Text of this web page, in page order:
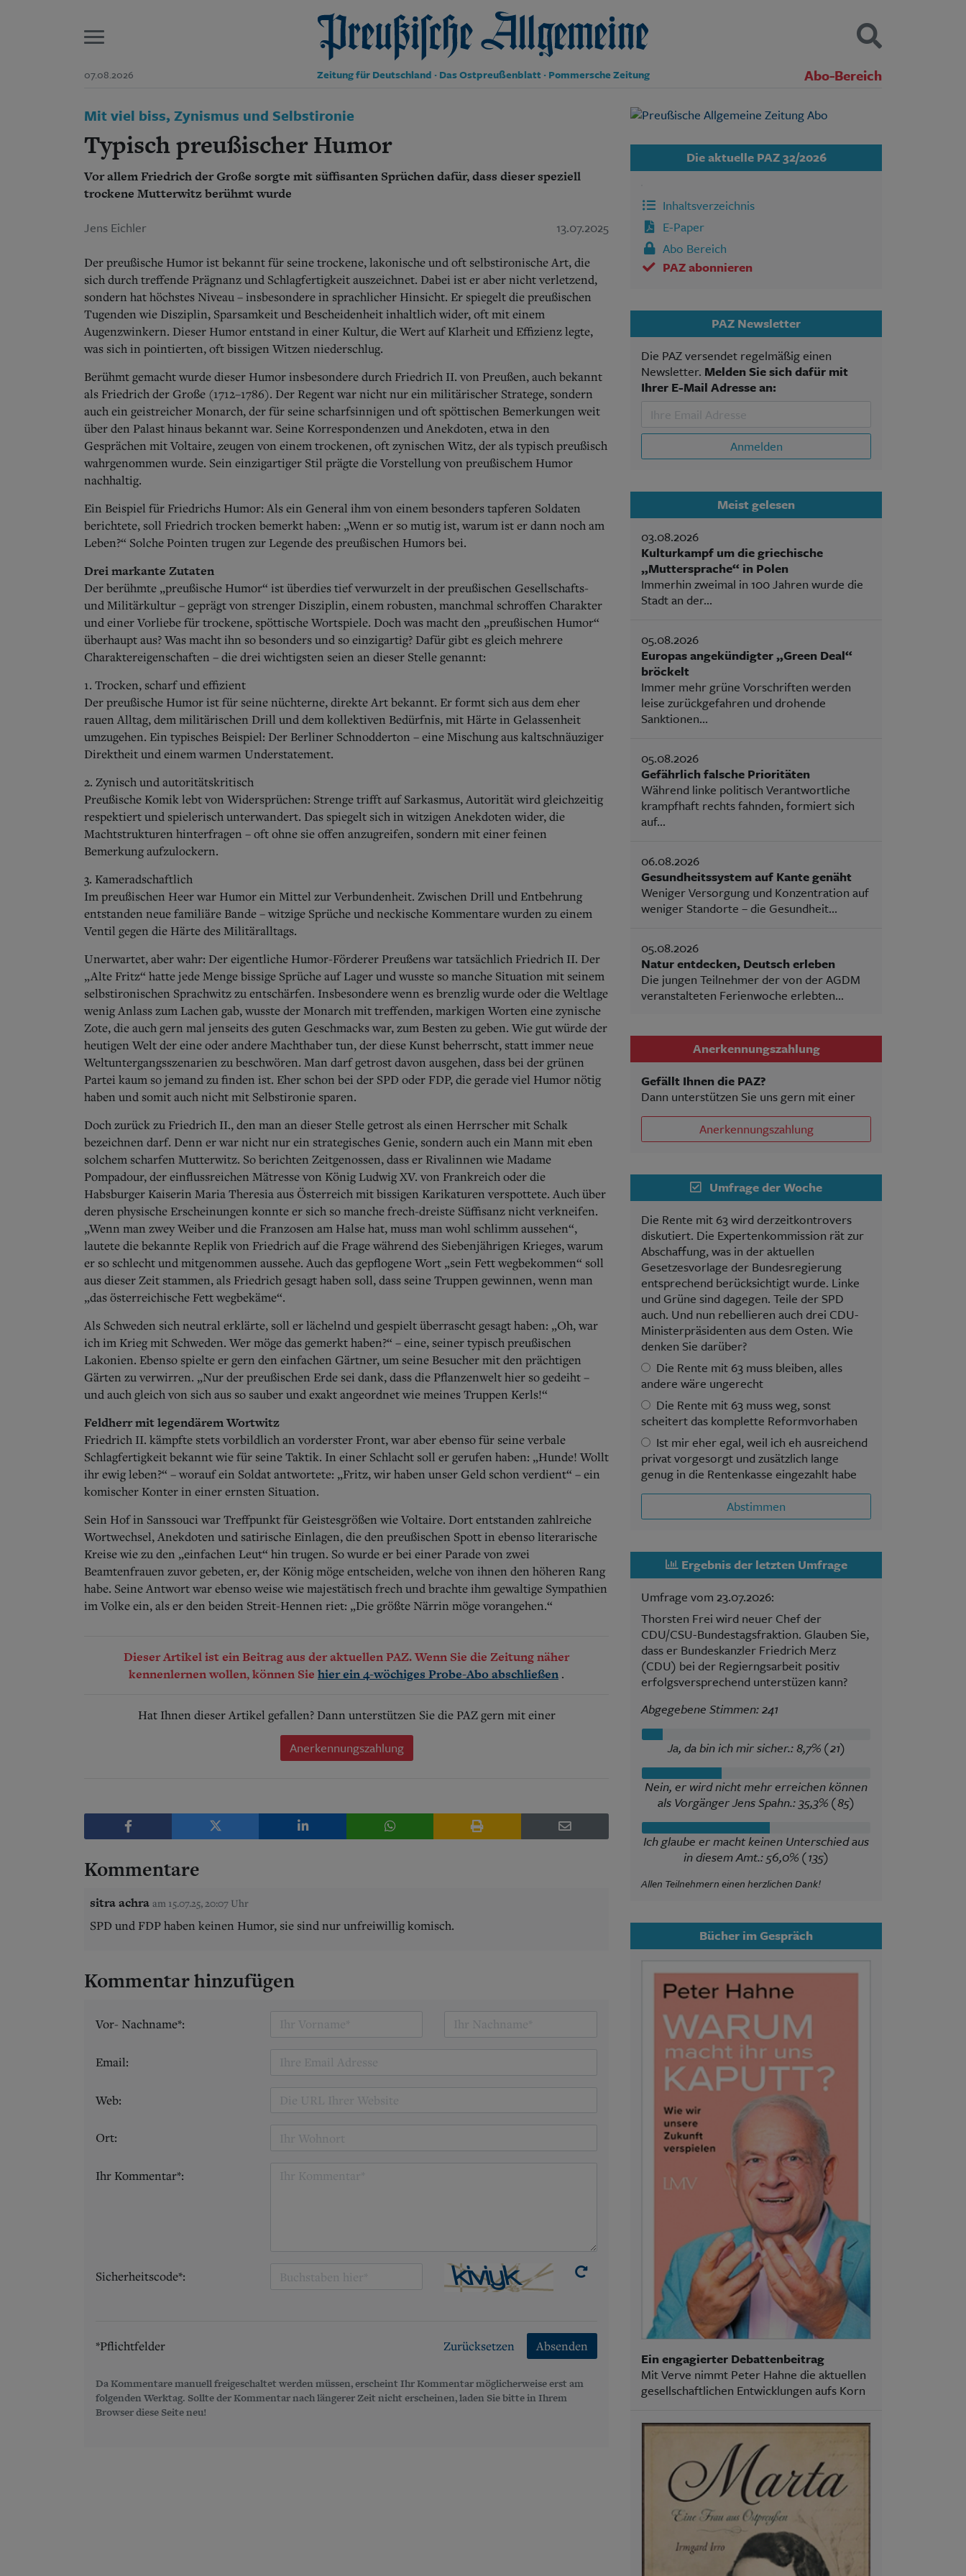
07.08.2026 Preußische Allgemeine Zeitung
Zeitung für Deutschland · Das Ostpreußenblatt · Pommersche Zeitung Abo-Bereich
Start
Wer wir sind
Aktuelle Ausgabe
Abonnenten-Login
Abonnent werden
Abo Prämien
Mediadaten
Gesellschaft
Berlin-Brandenburg
Schlesien
Danzig und Westpreußen
Bücher
Kontakt
Datenschutz
Suchen und finden
SUCHEN
Mit viel biss, Zynismus und Selbstironie
Typisch preußischer Humor
Vor allem Friedrich der Große sorgte mit süffisanten Sprüchen dafür, dass dieser speziell
trockene Mutterwitz berühmt wurde
Jens Eichler 13.07.2025
Der preußische Humor ist bekannt für seine trockene, lakonische und oft selbstironische Art, die
sich durch treffende Prägnanz und Schlagfertigkeit auszeichnet. Dabei ist er aber nicht verletzend,
sondern hat höchstes Niveau – insbesondere in sprachlicher Hinsicht. Er spiegelt die preußischen
Tugenden wie Disziplin, Sparsamkeit und Bescheidenheit inhaltlich wider, oft mit einem
Augenzwinkern. Dieser Humor entstand in einer Kultur, die Wert auf Klarheit und Effizienz legte,
was sich in pointierten, oft bissigen Witzen niederschlug.
Berühmt gemacht wurde dieser Humor insbesondere durch Friedrich II. von Preußen, auch bekannt
als Friedrich der Große (1712–1786). Der Regent war nicht nur ein militärischer Stratege, sondern
auch ein geistreicher Monarch, der für seine scharfsinnigen und oft spöttischen Bemerkungen weit
über den Palast hinaus bekannt war. Seine Korrespondenzen und Anekdoten, etwa in den
Gesprächen mit Voltaire, zeugen von einem trockenen, oft zynischen Witz, der als typisch preußisch
wahrgenommen wurde. Sein einzigartiger Stil prägte die Vorstellung von preußischem Humor
nachhaltig.
Ein Beispiel für Friedrichs Humor: Als ein General ihm von einem besonders tapferen Soldaten
berichtete, soll Friedrich trocken bemerkt haben: „Wenn er so mutig ist, warum ist er dann noch am
Leben?“ Solche Pointen trugen zur Legende des preußischen Humors bei.
Drei markante Zutaten
Der berühmte „preußische Humor“ ist überdies tief verwurzelt in der preußischen Gesellschafts-
und Militärkultur – geprägt von strenger Disziplin, einem robusten, manchmal schroffen Charakter
und einer Vorliebe für trockene, spöttische Wortspiele. Doch was macht den „preußischen Humor“
überhaupt aus? Was macht ihn so besonders und so einzigartig? Dafür gibt es gleich mehrere
Charaktereigenschaften – die drei wichtigsten seien an dieser Stelle genannt:
1. Trocken, scharf und effizient
Der preußische Humor ist für seine nüchterne, direkte Art bekannt. Er formt sich aus dem eher
rauen Alltag, dem militärischen Drill und dem kollektiven Bedürfnis, mit Härte in Gelassenheit
umzugehen. Ein typisches Beispiel: Der Berliner Schnodderton – eine Mischung aus kaltschnäuziger
Direktheit und einem warmen Understatement.
2. Zynisch und autoritätskritisch
Preußische Komik lebt von Widersprüchen: Strenge trifft auf Sarkasmus, Autorität wird gleichzeitig
respektiert und spielerisch unterwandert. Das spiegelt sich in witzigen Anekdoten wider, die
Machtstrukturen hinterfragen – oft ohne sie offen anzugreifen, sondern mit einer feinen
Bemerkung aufzulockern.
3. Kameradschaftlich
Im preußischen Heer war Humor ein Mittel zur Verbundenheit. Zwischen Drill und Entbehrung
entstanden neue familiäre Bande – witzige Sprüche und neckische Kommentare wurden zu einem
Ventil gegen die Härte des Militäralltags.
Unerwartet, aber wahr: Der eigentliche Humor-Förderer Preußens war tatsächlich Friedrich II. Der
„Alte Fritz“ hatte jede Menge bissige Sprüche auf Lager und wusste so manche Situation mit seinem
selbstironischen Sprachwitz zu entschärfen. Insbesondere wenn es brenzlig wurde oder die Weltlage
wenig Anlass zum Lachen gab, wusste der Monarch mit treffenden, markigen Worten eine zynische
Zote, die auch gern mal jenseits des guten Geschmacks war, zum Besten zu geben. Wie gut würde der
heutigen Welt der eine oder andere Machthaber tun, der diese Kunst beherrscht, statt immer neue
Weltuntergangsszenarien zu beschwören. Man darf getrost davon ausgehen, dass bei der grünen
Partei kaum so jemand zu finden ist. Eher schon bei der SPD oder FDP, die gerade viel Humor nötig
haben und somit auch nicht mit Selbstironie sparen.
Doch zurück zu Friedrich II., den man an dieser Stelle getrost als einen Herrscher mit Schalk
bezeichnen darf. Denn er war nicht nur ein strategisches Genie, sondern auch ein Mann mit eben
solchem scharfen Mutterwitz. So berichten Zeitgenossen, dass er Rivalinnen wie Madame
Pompadour, der einflussreichen Mätresse von König Ludwig XV. von Frankreich oder die
Habsburger Kaiserin Maria Theresia aus Österreich mit bissigen Karikaturen verspottete. Auch über
deren physische Erscheinungen konnte er sich so manche frech-dreiste Süffisanz nicht verkneifen.
„Wenn man zwey Weiber und die Franzosen am Halse hat, muss man wohl schlimm aussehen“,
lautete die bekannte Replik von Friedrich auf die Frage während des Siebenjährigen Krieges, warum
er so schlecht und mitgenommen aussehe. Auch das gepflogene Wort „sein Fett wegbekommen“ soll
aus dieser Zeit stammen, als Friedrich gesagt haben soll, dass seine Truppen gewinnen, wenn man
„das österreichische Fett wegbekäme“.
Als Schweden sich neutral erklärte, soll er lächelnd und gespielt überrascht gesagt haben: „Oh, war
ich im Krieg mit Schweden. Wer möge das gemerkt haben?“ – eine, seiner typisch preußischen
Lakonien. Ebenso spielte er gern den einfachen Gärtner, um seine Besucher mit den prächtigen
Gärten zu verwirren. „Nur der preußischen Erde sei dank, dass die Pflanzenwelt hier so gedeiht –
und auch gleich von sich aus so sauber und exakt angeordnet wie meines Truppen Kerls!“
Feldherr mit legendärem Wortwitz
Friedrich II. kämpfte stets vorbildlich an vorderster Front, war aber ebenso für seine verbale
Schlagfertigkeit bekannt wie für seine Taktik. In einer Schlacht soll er gerufen haben: „Hunde! Wollt
ihr ewig leben?“ – worauf ein Soldat antwortete: „Fritz, wir haben unser Geld schon verdient“ – ein
komischer Konter in einer ernsten Situation.
Sein Hof in Sanssouci war Treffpunkt für Geistesgrößen wie Voltaire. Dort entstanden zahlreiche
Wortwechsel, Anekdoten und satirische Einlagen, die den preußischen Spott in ebenso literarische
Kreise wie zu den „einfachen Leut“ hin trugen. So wurde er bei einer Parade von zwei
Beamtenfrauen zuvor gebeten, er, der König möge entscheiden, welche von ihnen den höheren Rang
habe. Seine Antwort war ebenso weise wie majestätisch frech und brachte ihm gewaltige Sympathien
im Volke ein, als er den beiden Streit-Hennen riet: „Die größte Närrin möge vorangehen.“
Dieser Artikel ist ein Beitrag aus der aktuellen PAZ. Wenn Sie die Zeitung näher
kennenlernen wollen, können Sie hier ein 4-wöchiges Probe-Abo abschließen .
Hat Ihnen dieser Artikel gefallen? Dann unterstützen Sie die PAZ gern mit einer
Anerkennungszahlung
Kommentare
sitra achra am 15.07.25, 20:07 Uhr
SPD und FDP haben keinen Humor, sie sind nur unfreiwillig komisch.
Kommentar hinzufügen
Vor- Nachname*:
Email:
Web:
Ort:
Ihr Kommentar*:
Sicherheitscode*:
*Pflichtfelder Zurücksetzen Absenden
Da Kommentare manuell freigeschaltet werden müssen, erscheint Ihr Kommentar möglicherweise erst am
folgenden Werktag. Sollte der Kommentar nach längerer Zeit nicht erscheinen, laden Sie bitte in Ihrem
Browser diese Seite neu!
Die aktuelle PAZ 32/2026
Inhaltsverzeichnis
E-Paper
Abo Bereich
PAZ abonnieren
PAZ Newsletter
Die PAZ versendet regelmäßig einen
Newsletter. Melden Sie sich dafür mit
Ihrer E-Mail Adresse an:
Anmelden
Meist gelesen
03.08.2026
Kulturkampf um die griechische
„Muttersprache“ in Polen
Immerhin zweimal in 100 Jahren wurde die
Stadt an der...
05.08.2026
Europas angekündigter „Green Deal“
bröckelt
Immer mehr grüne Vorschriften werden
leise zurückgefahren und drohende
Sanktionen...
05.08.2026
Gefährlich falsche Prioritäten
Während linke politisch Verantwortliche
krampfhaft rechts fahnden, formiert sich
auf...
06.08.2026
Gesundheitssystem auf Kante genäht
Weniger Versorgung und Konzentration auf
weniger Standorte – die Gesundheit...
05.08.2026
Natur entdecken, Deutsch erleben
Die jungen Teilnehmer der von der AGDM
veranstalteten Ferienwoche erlebten...
Anerkennungszahlung
Gefällt Ihnen die PAZ?
Dann unterstützen Sie uns gern mit einer
Anerkennungszahlung
Umfrage der Woche
Die Rente mit 63 wird derzeitkontrovers
diskutiert. Die Expertenkommission rät zur
Abschaffung, was in der aktuellen
Gesetzesvorlage der Bundesregierung
entsprechend berücksichtigt wurde. Linke
und Grüne sind dagegen. Teile der SPD
auch. Und nun rebellieren auch drei CDU-
Ministerpräsidenten aus dem Osten. Wie
denken Sie darüber?
Die Rente mit 63 muss bleiben, alles
andere wäre ungerecht
Die Rente mit 63 muss weg, sonst
scheitert das komplette Reformvorhaben
Ist mir eher egal, weil ich eh ausreichend
privat vorgesorgt und zusätzlich lange
genug in die Rentenkasse eingezahlt habe
Abstimmen
Ergebnis der letzten Umfrage
Umfrage vom 23.07.2026:
Thorsten Frei wird neuer Chef der
CDU/CSU-Bundestagsfraktion. Glauben Sie,
dass er Bundeskanzler Friedrich Merz
(CDU) bei der Regierngsarbeit positiv
erfolgsversprechend unterstüzen kann?
Abgegebene Stimmen: 241
Ja, da bin ich mir sicher.: 8,7% (21)
Nein, er wird nicht mehr erreichen können
als Vorgänger Jens Spahn.: 35,3% (85)
Ich glaube er macht keinen Unterschied aus
in diesem Amt.: 56,0% (135)
Allen Teilnehmern einen herzlichen Dank!
Bücher im Gespräch
Ein engagierter Debattenbeitrag
Mit Verve nimmt Peter Hahne die aktuellen
gesellschaftlichen Entwicklungen aufs Korn